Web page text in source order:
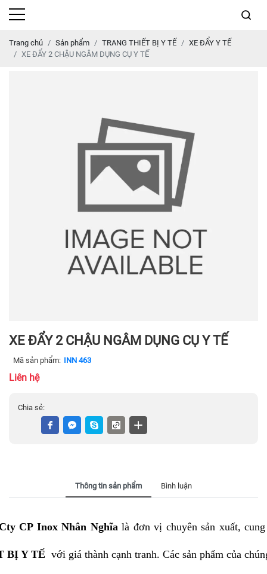
Trang chủ Sản phẩm TRANG THIẾT BỊ Y TẾ
XE ĐẨY Y TẾ
XE ĐẨY 2 CHẬU NGÂM DỤNG CỤ Y TẾ
XE ĐẨY 2 CHẬU NGÂM DỤNG CỤ Y TẾ
Mã sản phẩm: INN 463
Liên hệ
Chia sẻ:
Thông tin sản phẩm Bình luận
CP Inox Nhân Nghĩa là đơn vị chuyên sản xuất,
BỊ Y TẾ với giá thành cạnh tranh. Các sản phẩm của